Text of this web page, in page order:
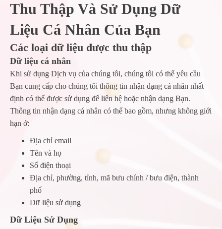
Thu Thập Và Sử Dụng Dữ
Liệu Cá Nhân Của Bạn
Các loại dữ liệu được thu thập
Dữ liệu cá nhân
Khi sử dụng Dịch vụ của chúng tôi, chúng tôi có thể yêu cầu
Bạn cung cấp cho chúng tôi thông tin nhận dạng cá nhân nhất
định có thể được sử dụng để liên hệ hoặc nhận dạng Bạn.
Thông tin nhận dạng cá nhân có thể bao gồm, nhưng không giới
hạn ở:
Địa chỉ email
Tên và họ
Số điện thoại
Địa chỉ, phường, tỉnh, mã bưu chính / bưu điện, thành
phố
Dữ liệu sử dụng
Dữ Liệu Sử Dụng